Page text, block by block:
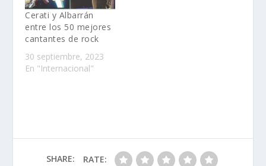
Cerati y Albarrán
entre los 50 mejores
cantantes de rock
30 septiembre, 2023
En "Internacional"
SHARE: RATE: